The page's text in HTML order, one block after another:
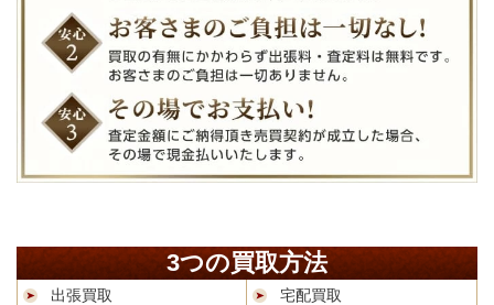
3つの買取方法
出張買取
宅配買取